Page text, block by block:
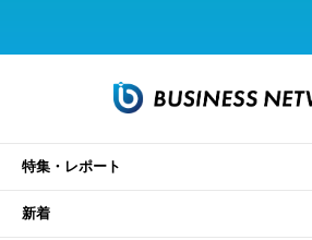
特集・レポート
新着